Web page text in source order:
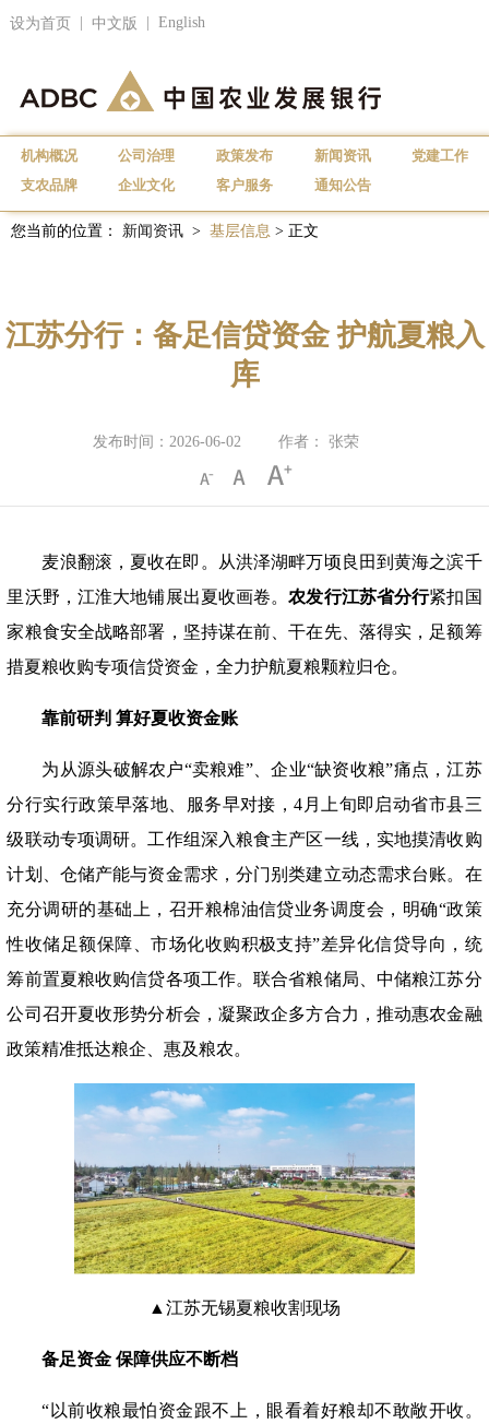
设为首页 中文版 English
机构概况 公司治理 政策发布 新闻资讯
党建工作
支农品牌
企业文化 客户服务 通知公告
您当前的位置： 新闻资讯 > 基层信息 > 正文
江苏分行：备足信贷资金 护航夏粮入
库
发布时间：2026-06-02 作者： 张荣
麦浪翻滚，夏收在即。从洪泽湖畔万顷良田到黄海之滨千
里沃野，江淮大地铺展出夏收画卷。农发行江苏省分行紧扣国
家粮食安全战略部署，坚持谋在前、干在先、落得实，足额筹
措夏粮收购专项信贷资金，全力护航夏粮颗粒归仓。
靠前研判 算好夏收资金账
为从源头破解农户“卖粮难”、企业“缺资收粮”痛点，江苏
分行实行政策早落地、服务早对接，4月上旬即启动省市县三
级联动专项调研。工作组深入粮食主产区一线，实地摸清收购
计划、仓储产能与资金需求，分门别类建立动态需求台账。在
充分调研的基础上，召开粮棉油信贷业务调度会，明确“政策
性收储足额保障、市场化收购积极支持”差异化信贷导向，统
筹前置夏粮收购信贷各项工作。联合省粮储局、中储粮江苏分
公司召开夏收形势分析会，凝聚政企多方合力，推动惠农金融
政策精准抵达粮企、惠及粮农。
▲江苏无锡夏粮收割现场
备足资金 保障供应不断档
“以前收粮最怕资金跟不上，眼看着好粮却不敢敞开收。